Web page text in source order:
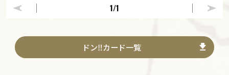
1/1
ドン‼カード一覧